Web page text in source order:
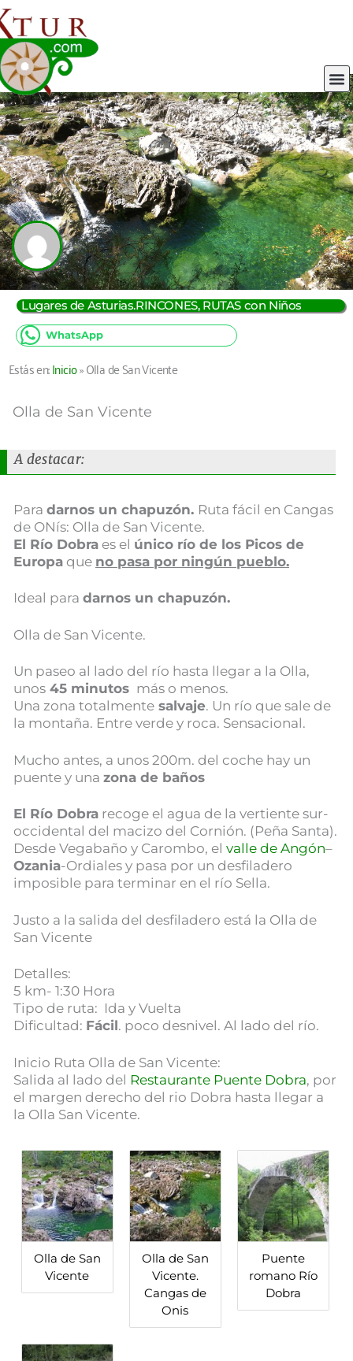
Ir
al
contenido
Lugares de Asturias.RINCONES, RUTAS con Niños
WhatsApp
Estás en:Inicio»Olla de San Vicente
Olla de San Vicente
A destacar:
Para darnos un chapuzón. Ruta fácil en Cangas
de ONís: Olla de San Vicente.
El Río Dobra es el único río de los Picos de
Europa que no pasa por ningún pueblo.
Ideal para darnos un chapuzón.
Olla de San Vicente.
Un paseo al lado del río hasta llegar a la Olla,
unos 45 minutos más o menos.
Una zona totalmente salvaje. Un río que sale de
la montaña. Entre verde y roca. Sensacional.
Mucho antes, a unos 200m. del coche hay un
puente y una zona de baños
El Río Dobra recoge el agua de la vertiente sur-
occidental del macizo del Cornión. (Peña Santa).
Desde Vegabaño y Carombo, el valle de Angón–
Ozania-Ordiales y pasa por un desfiladero
imposible para terminar en el río Sella.
Justo a la salida del desfiladero está la Olla de
San Vicente
Detalles:
5 km- 1:30 Hora
Tipo de ruta: Ida y Vuelta
Dificultad: Fácil. poco desnivel. Al lado del río.
Inicio Ruta Olla de San Vicente:
Salida al lado del Restaurante Puente Dobra, por
el margen derecho del rio Dobra hasta llegar a
la Olla San Vicente.
Olla de San
Vicente
Olla de San
Vicente.
Cangas de
Onis
Puente
romano Río
Dobra